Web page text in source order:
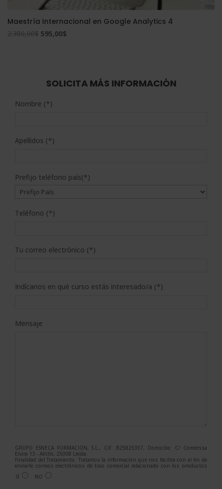
Maestría Internacional en Google Analytics 4
2.380,00$ El
2.380,00$.
595,00$
595,00$.
SOLICITA MÁS INFORMACIÓN
Nombre (*)
Apellidos (*)
Prefijo teléfono país(*)
Teléfono (*)
Tu correo electrónico (*)
Indícanos en qué curso estás interesado/a (*)
Mensaje
GRUPO ESNECA FORMACIÓN, S.L., CIF: B25825357, Domicilio: C/ Comtessa
Elvira 13 - Altillo, 25008 Lleida.
Finalidad del Tratamiento: Tratamos la información que nos facilita con el fin de
enviarle correos electrónicos de tipo comercial relacionado con los productos
ofrecidos y otros tipo de productos que fueran de su interés.
Legitimación del tratamiento: Consentimiento del interesado.
SÍ NO